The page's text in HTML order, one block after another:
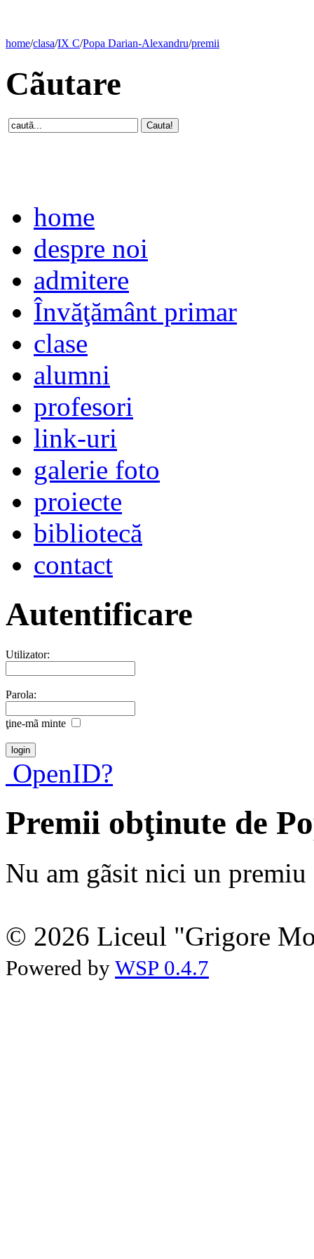
home/clasa/IX C/Popa Darian-Alexandru/premii
Cãutare
home
despre noi
admitere
Învăţământ primar
clase
alumni
profesori
link-uri
galerie foto
proiecte
bibliotecă
contact
Autentificare
Utilizator:
Parola:
ţine-mã minte
OpenID?
Premii obţinute de
Nu am gãsit nici un premiu
© 2026 Liceul "Grigore
Powered by WSP 0.4.7